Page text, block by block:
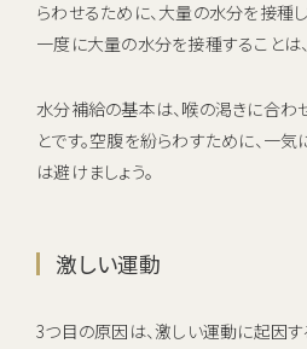
らわせるために、大量の水分を接種
一度に大量の水分を接種することは
水分補給の基本は、喉の渇きに合わ
とです。空腹を紛らわすために、一
は避けましょう。
激しい運動
3つ目の原因は、激しい運動に起因